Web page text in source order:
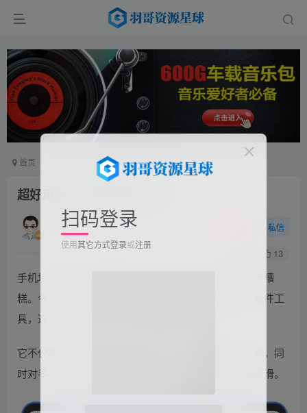
首页 手机软件 正文
超好用的手机清理软件神器
羽哥
11个月前更新
私信
13
手机垃圾长时间不清理会导致手机变卡变慢，体验有点糟
糕。今天，我为大家推荐一款我自用的手机垃圾清理软件工
具，这可是我从众多软件中精挑细选出来的。
它不仅能有效清除无用的垃圾文件，还能提升手机性能，同
时对手机文件和应用进行管理，确保手机运行如丝般顺滑。
扫码登录
使用其它方式登录或注册